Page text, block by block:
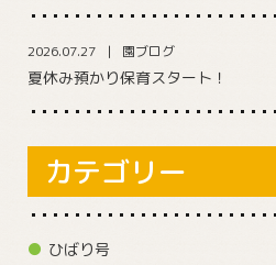
2026.07.27 園ブログ
夏休み預かり保育スタート！
カテゴリー
ひばり号